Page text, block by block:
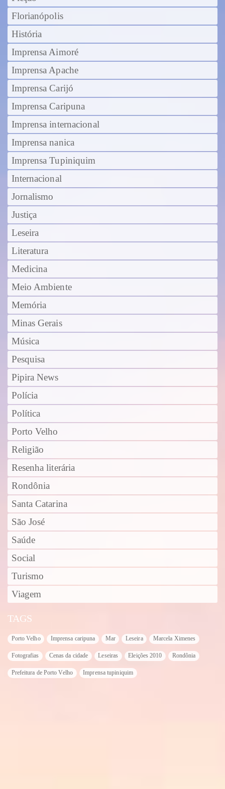
Florianópolis
História
Imprensa Aimoré
Imprensa Apache
Imprensa Carijó
Imprensa Caripuna
Imprensa internacional
Imprensa nanica
Imprensa Tupiniquim
Internacional
Jornalismo
Justiça
Leseira
Literatura
Medicina
Meio Ambiente
Memória
Minas Gerais
Música
Pesquisa
Pipira News
Polícia
Política
Porto Velho
Religião
Resenha literária
Rondônia
Santa Catarina
São José
Saúde
Social
Turismo
Viagem
TAGS
Porto Velho Imprensa caripuna Mar Leseira Marcela Ximenes
Fotografias Cenas da cidade Leseiras Eleições 2010 Rondônia
Prefeitura de Porto Velho Imprensa tupiniquim